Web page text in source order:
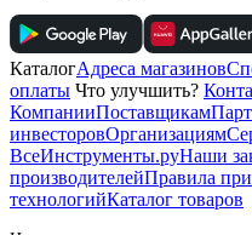
КаталогАдреса магазинов
оплаты Что улучшить?
КомпанииПоставщикам
инвесторовОрганизациям
ВсеИнструменты.руНаши
производителейПравила
технологийКаталог товаров